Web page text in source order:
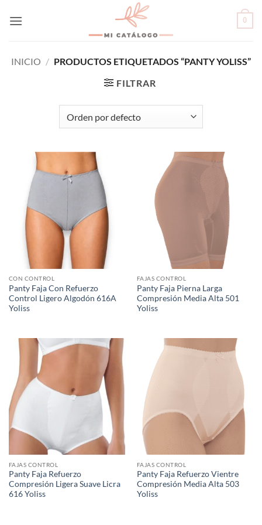
0
INICIO / PRODUCTOS ETIQUETADOS “PANTY YOLISS”
FILTRAR
CON CONTROL
Panty Faja Con Refuerzo
Control Ligero Algodón 616A
Yoliss
FAJAS CONTROL
Panty Faja Pierna Larga
Compresión Media Alta 501
Yoliss
FAJAS CONTROL
Panty Faja Refuerzo
Compresión Ligera Suave Licra
616 Yoliss
FAJAS CONTROL
Panty Faja Refuerzo Vientre
Compresión Media Alta 503
Yoliss